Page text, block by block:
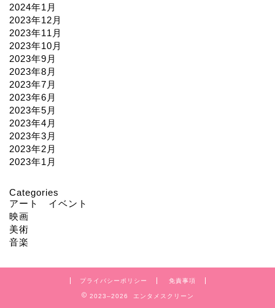
2024年1月
2023年12月
2023年11月
2023年10月
2023年9月
2023年8月
2023年7月
2023年6月
2023年5月
2023年4月
2023年3月
2023年2月
2023年1月
Categories
アート イベント
映画
美術
音楽
プライバシーポリシー 免責事項
2023–2026 エンタメスクリーン